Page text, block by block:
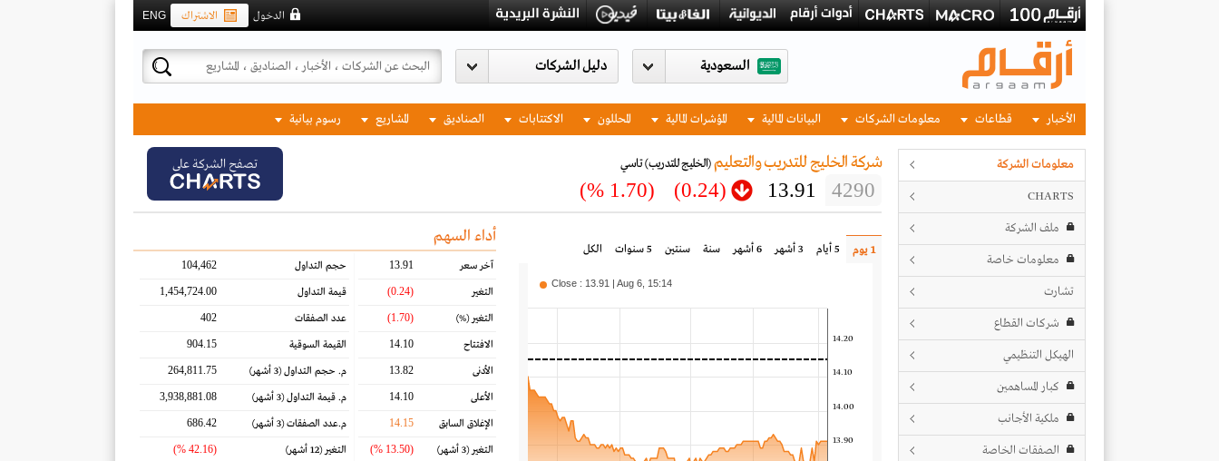
ENG الاشتراك الدخول
السعودية
الأخبار قطاعات معلومات الشركات البيانات المالية المؤشرات المالية المحللون الاكتتابات الصناديق المشاريع رسوم بيانية
معلومات الشركة
CHARTS
ملف الشركة
معلومات خاصة
تشارت
شركات القطاع
الهيكل التنظيمي
كبار المساهمين
ملكية الأجانب
الصفقات الخاصة
شركة الخليج للتدريب والتعليم(الخليج للتدريب)تاسي
4290
13.91
(0.24)
(1.70 %)
تصفح الشركة على
1 يوم 5 أيام 3 أشهر 6 أشهر سنة سنتين 5 سنوات الكل
13.90
14.00
14.10
14.20
Close : 13.91 | Aug 6, 15:14
أداء السهم
آخر سعر 13.91
التغير (0.24)
التغير(%)
(1.70)
الافتتاح 14.10
الأدنى 13.82
الأعلى 14.10
الإغلاق السابق 14.15
التغير(3 أشهر) (13.50 %)
حجم التداول 104,462
قيمة التداول 1,454,724.00
عدد الصفقات 402
القيمة السوقية 904.15
م. حجم التداول(3 أشهر) 264,811.75
م. قيمة التداول(3 أشهر) 3,938,881.08
م.عدد الصفقات(3 أشهر) 686.42
التغير(12 أشهر) (42.16 %)